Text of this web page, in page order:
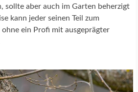
sollte aber auch im Garten beherzigt
kann jeder seinen Teil zum
ein Profi mit ausgeprägter